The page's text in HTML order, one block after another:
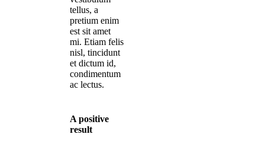
tellus, a
pretium enim
est sit amet
mi. Etiam felis
nisl, tincidunt
et dictum id,
condimentum
ac lectus.
A positive
result